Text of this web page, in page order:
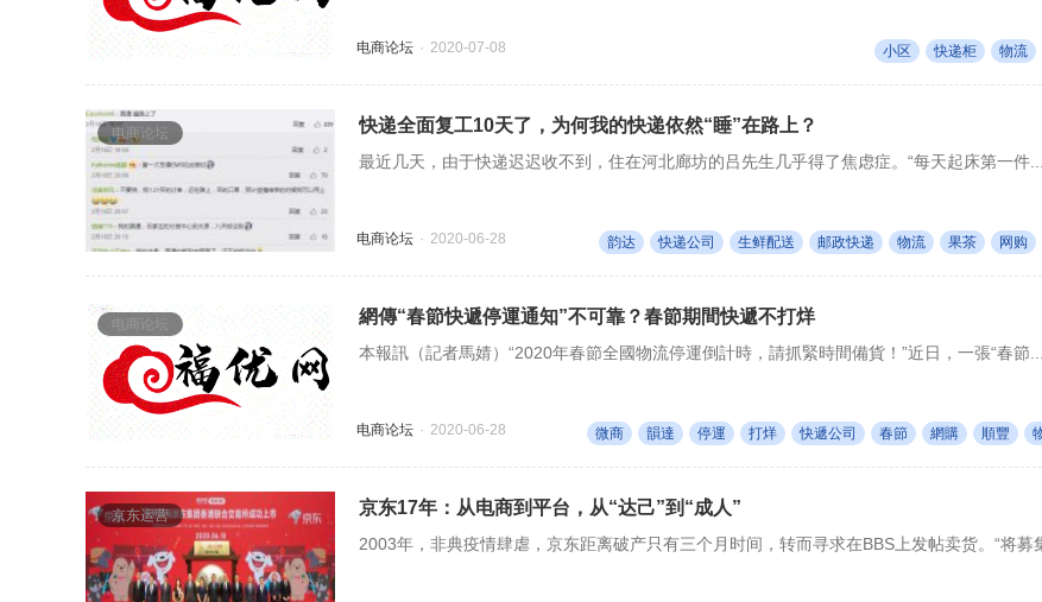
电商论坛 2020-07-08 小区 快递柜 物流
快递全面复工10天了，为何我的快递依然“睡”在路上？
最近几天，由于快递迟迟收不到，住在河北廊坊的吕先生几乎得了焦虑症。“每天起床第一件...
电商论坛 2020-06-28 韵达 快递公司 生鲜配送 邮政快递 物流 果茶 网购
电商论坛
網傳“春節快遞停運通知”不可靠？春節期間快遞不打烊
本報訊（記者馬婧）“2020年春節全國物流停運倒計時，請抓緊時間備貨！”近日，一張“春節...
电商论坛 2020-06-28 微商 韻達 停運 打烊 快遞公司 春節 網購 順豐
电商论坛
京东17年：从电商到平台，从“达己”到“成人”
2003年，非典疫情肆虐，京东距离破产只有三个月时间，转而寻求在BBS上发帖卖货。“将募
京东运营